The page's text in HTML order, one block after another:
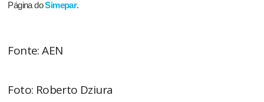
Página doSimepar.
Fonte: AEN
Foto: Roberto Dziura